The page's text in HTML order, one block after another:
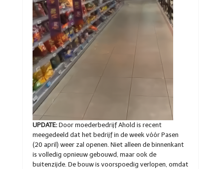
UPDATE: Door moederbedrijf Ahold is recent
meegedeeld dat het bedrijf in de week vóór Pasen
(20 april) weer zal openen. Niet alleen de binnenkant
is volledig opnieuw gebouwd, maar ook de
buitenzijde. De bouw is voorspoedig verlopen, omdat